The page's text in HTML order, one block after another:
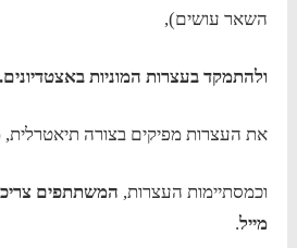
השאר עושים),
ולהתמקד בעצרות המוניות באצטדיונים.
את העצרות מפיקים בצורה
וכמסתיימות העצרות, המשתתפים
מייל.